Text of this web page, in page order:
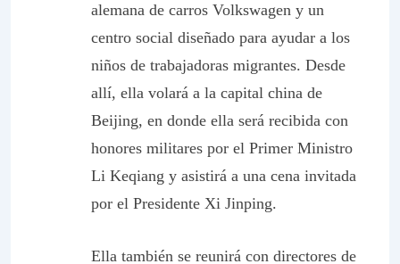
alemana de carros Volkswagen y un
centro social diseñado para ayudar a los
niños de trabajadoras migrantes. Desde
allí, ella volará a la capital china de
Beijing, en donde ella será recibida con
honores militares por el Primer Ministro
Li Keqiang y asistirá a una cena invitada
por el Presidente Xi Jinping.
Ella también se reunirá con directores de